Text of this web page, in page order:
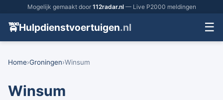
Mogelijk gemaakt door 112radar.nl— Live P2000 meldingen
🚖Hulpdienstvoertuigen.nl ☰
Home›Groningen›Winsum
Winsum